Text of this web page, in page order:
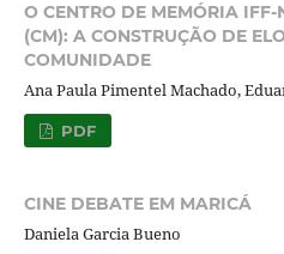
O CENTRO DE MEMÓRIA IFF-
(CM): A CONSTRUÇÃO DE
COMUNIDADE
Ana Paula Pimentel Machado,
PDF
CINE DEBATE EM MARICÁ
Daniela Garcia Bueno